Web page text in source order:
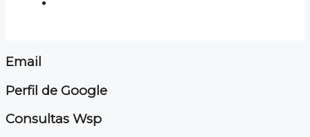
Email
Perfil de Google
Consultas Wsp